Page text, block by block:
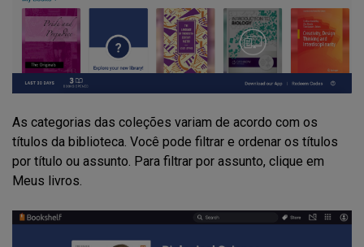
As categorias das coleções variam de acordo com os
títulos da biblioteca. Você pode filtrar e ordenar os títulos
por título ou assunto. Para filtrar por assunto, clique em
Meus livros.